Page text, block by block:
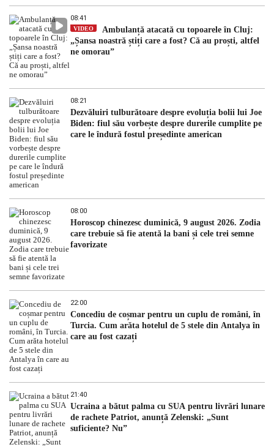
08:41
VIDEO
Ambulanță atacată cu topoarele în Cluj:
„Șansa noastră știți care a fost? Că au proști, altfel
ne omorau”
08:21
Dezvăluiri tulburătoare despre evoluția bolii lui Joe
Biden: fiul său vorbește despre durerile cumplite pe
care le îndură fostul președinte american
08:00
Horoscop chinezesc duminică, 9 august 2026. Zodia
care trebuie să fie atentă la bani și cele trei semne
favorizate
22:00
Concediu de coșmar pentru un cuplu de români, în
Turcia. Cum arăta hotelul de 5 stele din Antalya în
care au fost cazați
21:40
Ucraina a bătut palma cu SUA pentru livrări lunare
de rachete Patriot, anunță Zelenski: „Sunt
suficiente? Nu”